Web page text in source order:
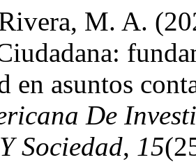
M. A.
en asuntos
De
Sociedad, 15